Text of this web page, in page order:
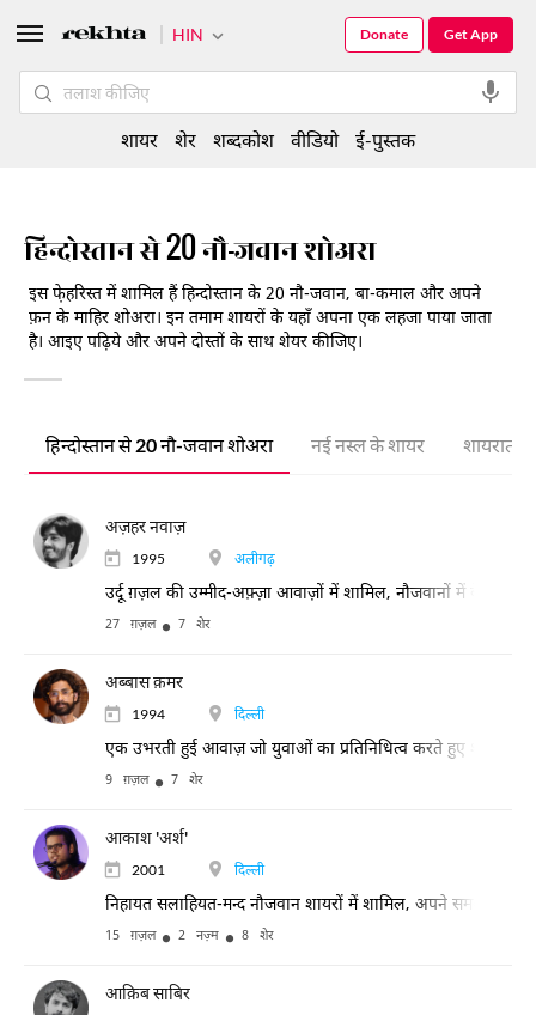
हिन्दोस्तान से 20 नौ-जवान शोअरा
इस फे़हरिस्त में शामिल हैं हिन्दोस्तान के 20 नौ-जवान, बा-कमाल और अपने
फ़न के माहिर शोअरा। इन तमाम शायरों के यहाँ अपना एक लहजा पाया जाता
है। आइए पढ़िये और अपने दोस्तों के साथ शेयर कीजिए।
हिन्दोस्तान से 20 नौ-जवान शोअरा नई नस्ल के शायर शायरात
अज़हर नवाज़
1995 अलीगढ़
उर्दू ग़ज़ल की उम्मीद-अफ़्ज़ा आवाज़ों में शामिल, नौजवानों में बेहद
27 ग़ज़ल 7 शेर
अब्बास क़मर
1994 दिल्ली
एक उभरती हुई आवाज़ जो युवाओं का प्रतिनिधित्व करते हुए शायरी के
9 ग़ज़ल 7 शेर
आकाश 'अर्श'
2001 दिल्ली
निहायत सलाहियत-मन्द नौजवान शायरों में शामिल, अपने समकालीनों
15 ग़ज़ल 2 नज़्म 8 शेर
आक़िब साबिर
HIN Get App
Donate
शायर शेर शब्दकोश वीडियो ई-पुस्तक